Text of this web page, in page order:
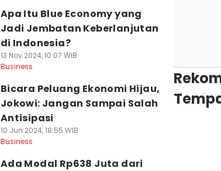
Apa Itu Blue Economy yang
Jadi Jembatan Keberlanjutan
di Indonesia?
13 Nov 2024, 10:07 WIB
Business
Bicara Peluang Ekonomi Hijau,
Jokowi: Jangan Sampai Salah
Antisipasi
10 Jun 2024, 18:55 WIB
Business
Ada Modal Rp638 Juta dari